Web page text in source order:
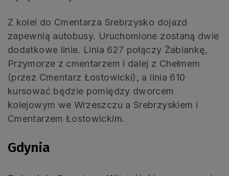
Z kolei do Cmentarza Srebrzysko dojazd
zapewnią autobusy. Uruchomione zostaną dwie
dodatkowe linie. Linia 627 połączy Żabiankę,
Przymorze z cmentarzem i dalej z Chełmem
(przez Cmentarz Łostowicki), a linia 610
kursować będzie pomiędzy dworcem
kolejowym we Wrzeszczu a Srebrzyskiem i
Cmentarzem Łostowickim.
Gdynia